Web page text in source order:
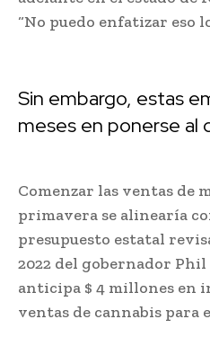
“No puedo enfatizar eso
Sin embargo, estas
meses en ponerse al
Comenzar las ventas de
primavera se alinearía
presupuesto estatal
2022 del gobernador
anticipa $ 4 millones en
ventas de cannabis para